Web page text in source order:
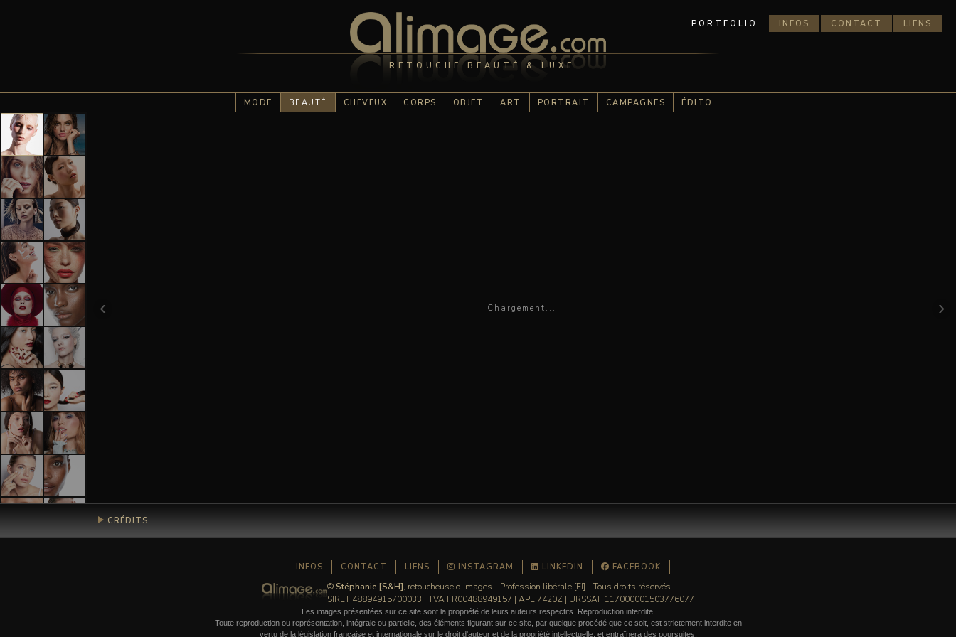
PORTFOLIO INFOS CONTACT LIENS
RETOUCHE BEAUTÉ & LUXE
MODE BEAUTÉ CHEVEUX CORPS OBJET ART PORTRAIT CAMPAGNES ÉDITO
Chargement...
‹ ›
CRÉDITS
INFOS CONTACT LIENS INSTAGRAM LINKEDIN FACEBOOK
©Stéphanie [S&H], retoucheuse d'images - Profession libérale [EI] - Tous droits réservés.
SIRET 48894915700033 | TVA FR00488949157 | APE 7420Z | URSSAF 117000001503776077
Les images présentées sur ce site sont la propriété de leurs auteurs respectifs. Reproduction interdite.
Toute reproduction ou représentation, intégrale ou partielle, des éléments figurant sur ce site, par quelque procédé que ce soit, est strictement interdite en
vertu de la législation française et internationale sur le droit d'auteur et de la propriété intellectuelle, et entraînera des poursuites.